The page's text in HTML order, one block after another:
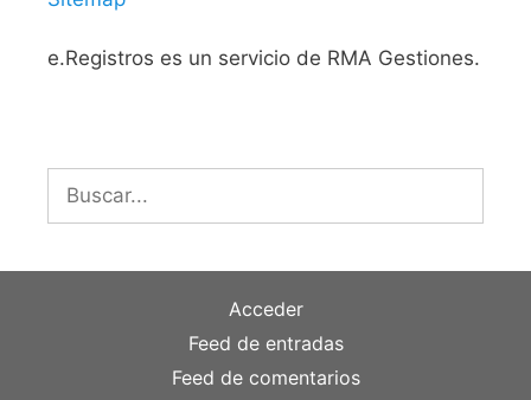
e.Registros es un servicio de RMA Gestiones.
Buscar:
Acceder
Feed de entradas
Feed de comentarios